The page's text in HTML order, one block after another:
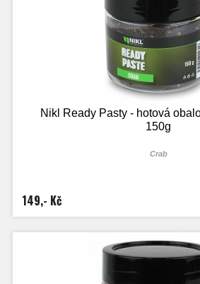
Nikl Ready Pasty - hotová
150g
Crab
149,- Kč